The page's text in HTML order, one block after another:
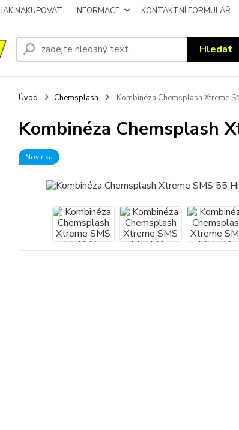
JAK NAKUPOVAT INFORMACE KONTAKTNÍ FORMULÁŘ
Hledat
Úvod Chemsplash Kombinéza Chemsplash Xtreme
Kombinéza Chemsplash
Novinka